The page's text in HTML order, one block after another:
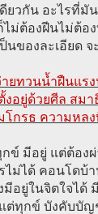
ยวกัน อะไรที่มั
ม่ต้องฝีนไม่ต้อ
ป็นของละเอีย
ายทวนน้ำฝืนแร
งอยู่ด้วยศีล สม
กรธ ความหลง
ข์ มีอยู่ แต่ต้อง
ไม่ได้ คอนโด
มีอยู่ในจิตใจได้
ต่ทุกข์ บังคับบัญ